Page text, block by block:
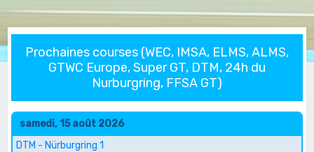
Prochaines courses (WEC, IMSA, ELMS, ALMS,
GTWC Europe, Super GT, DTM, 24h du
Nurburgring, FFSA GT)
samedi, 15 août 2026
DTM - Nürburgring 1